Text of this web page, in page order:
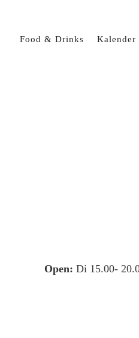
Food & Drinks Kalender
Open: Di 15.00-